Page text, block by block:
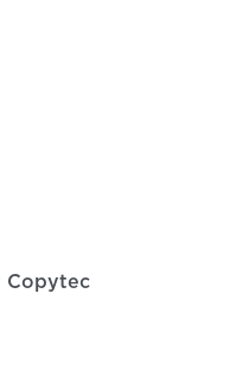
Copytec